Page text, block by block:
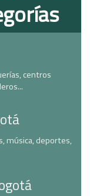
centros
música, deportes,